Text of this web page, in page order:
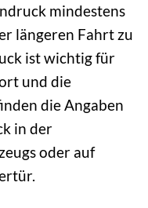
mindestens
längeren Fahrt zu
ist wichtig für
und die
die Angaben
in der
oder auf